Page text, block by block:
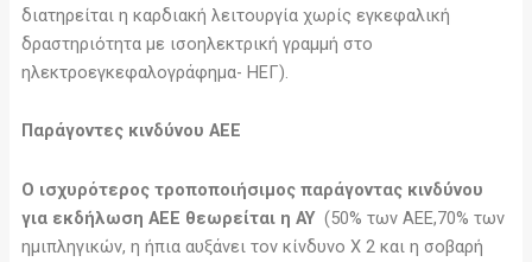
διατηρείται η καρδιακή λειτουργία χωρίς εγκεφαλική
δραστηριότητα με ισοηλεκτρική γραμμή στο
ηλεκτροεγκεφαλογράφημα- ΗΕΓ).
Παράγοντες κινδύνου ΑΕΕ
Ο ισχυρότερος τροποποιήσιμος παράγοντας κινδύνου
για εκδήλωση ΑΕΕ θεωρείται η ΑΥ (50% των ΑΕΕ,70% των
ημιπληγικών, η ήπια αυξάνει τον κίνδυνο Χ 2 και η σοβαρή